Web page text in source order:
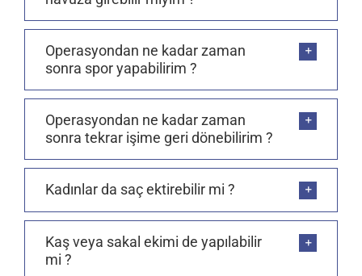
Operasyondan ne kadar zaman
sonra spor yapabilirim ?
Operasyondan ne kadar zaman
sonra tekrar işime geri dönebilirim ?
Kadınlar da saç ektirebilir mi ?
Kaş veya sakal ekimi de yapılabilir
mi ?